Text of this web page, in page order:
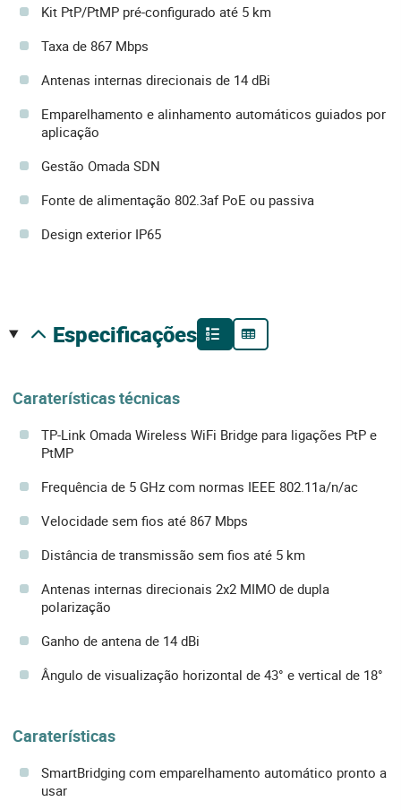
Kit PtP/PtMP pré-configurado até 5 km
Taxa de 867 Mbps
Antenas internas direcionais de 14 dBi
Emparelhamento e alinhamento automáticos guiados por
aplicação
Gestão Omada SDN
Fonte de alimentação 802.3af PoE ou passiva
Design exterior IP65
especificações
Caraterísticas técnicas
TP-Link Omada Wireless WiFi Bridge para ligações PtP e
PtMP
Frequência de 5 GHz com normas IEEE 802.11a/n/ac
Velocidade sem fios até 867 Mbps
Distância de transmissão sem fios até 5 km
Antenas internas direcionais 2x2 MIMO de dupla
polarização
Ganho de antena de 14 dBi
Ângulo de visualização horizontal de 43° e vertical de 18°
Caraterísticas
SmartBridging com emparelhamento automático pronto a
usar